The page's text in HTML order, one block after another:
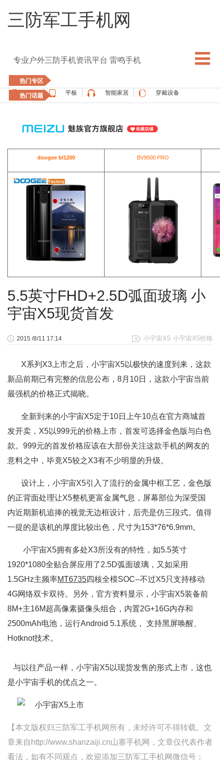
三防军工手机网
专业户外三防手机资讯平台 雷鸣手机
热门专区
手机
平板 智能家居 穿戴设备
热门话题
vernee
doogee bl1200 BV9500 PRO
5.5英寸FHD+2.5D弧面玻璃 小
宇宙X5现货首发
小宇宙X5 小宇宙X5价格
2015 /8/11 17:14
X系列X3上市之后，小宇宙X5以极快的速度到来，这款
新品前期已有完整的信息公布，8月10日，这款小宇宙当前
最强机的价格正式揭晓。
全新到来的小宇宙X5定于10日上午10点在官方商城首
发开卖，X5以999元的价格上市，首发可选择金色版与白色
款。999元的首发价格应该在大部份关注这款手机的网友的
意料之中，毕竟X5较之X3有不少明显的升级。
设计上，小宇宙X5引入了流行的金属中框工艺，金色版
的正背面处理让X5整机更富金属气息，屏幕部位为深受国
内近期新机追捧的视觉无边框设计，后壳是仿三段式。值得
一提的是该机的厚度比较出色，尺寸为153*76*6.9mm。
小宇宙X5拥有多处X3所没有的特性，如5.5英寸
1920*1080全贴合屏应用了2.5D弧面玻璃，又如采用
1.5GHz主频率MT6735四核全模SOC--不过X5只支持移动
4G网络双卡双待。另外，官方资料显示，小宇宙X5装备前
8M+主16M超高像素摄像头组合，内置2G+16G内存和
2500mAh电池，运行Android 5.1系统， 支持黑屏唤醒、
Hotknot技术。
与以往产品一样，小宇宙X5以现货发售的形式上市，这也
是小宇宙手机的优点之一。
【本文版权归三防军工手机网所有，未经许可不得转载。文
章来自http://www.shanzaiji.cn山寨手机网，文章仅代表作者
看法，如有不同观点，欢迎添加三防军工手机网微信号：